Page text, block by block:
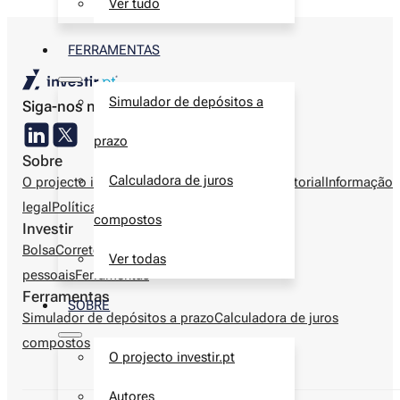
Ver tudo
FERRAMENTAS
Simulador de depósitos a
prazo
Calculadora de juros
compostos
Ver todas
SOBRE
O projecto investir.pt
Autores
Siga-nos nas redes sociais
Sobre
O projecto investir.ptAutoresMetodologia editorialInformação
legalPolítica de privacidade
Investir
BolsaCorretoras Produtos financeiros
pessoaisFerramentas
Ferramentas
Simulador de depósitos a prazoCalculadora de juros
compostos